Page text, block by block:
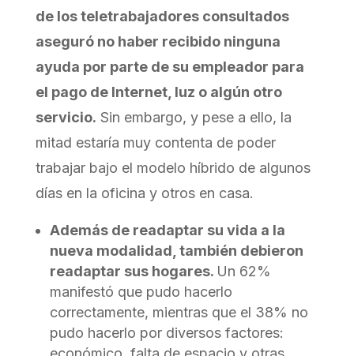
de los teletrabajadores consultados
aseguró no haber recibido ninguna
ayuda por parte de su empleador para
el pago de Internet, luz o algún otro
servicio. Sin embargo, y pese a ello, la
mitad estaría muy contenta de poder
trabajar bajo el modelo híbrido de algunos
días en la oficina y otros en casa.
Además de readaptar su vida a la
nueva modalidad, también debieron
readaptar sus hogares. Un 62%
manifestó que pudo hacerlo
correctamente, mientras que el 38% no
pudo hacerlo por diversos factores: